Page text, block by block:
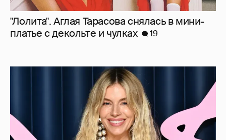
Сиенна Миллер раскрыла пол третьего
ребёнка и показала редкие фото с детьми